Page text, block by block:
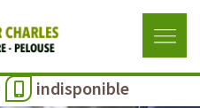
indisponible